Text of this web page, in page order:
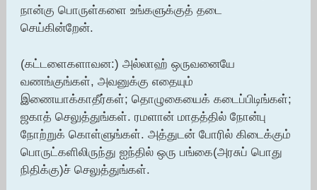
நான்கு பொருள்களை உங்களுக்குத் தடை
செய்கின்றேன்.
(கட்டளைகளாவன:) அல்லாஹ் ஒருவனையே
வணங்குங்கள், அவனுக்கு எதையும்
இணையாக்காதீர்கள்; தொழுகையைக் கடைப்பிடிங்கள்;
ஜகாத் செலுத்துங்கள். ரமளான் மாதத்தில் நோன்பு
நோற்றுக் கொள்ளுங்கள். அத்துடன் போரில் கிடைக்கும்
பொருட்களிலிருந்து ஐந்தில் ஒரு பங்கை(அரசுப் பொது
நிதிக்கு)ச் செலுத்துங்கள்.